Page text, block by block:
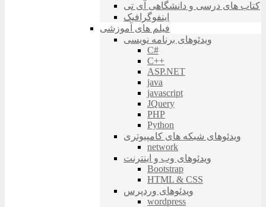
کتاب های درسی و دانشگاهی آی تی
اینفوگرافیک
فیلم های آموزشی
ویدئوهای برنامه نویسی
C#
C++
ASP.NET
java
javascript
JQuery
PHP
Python
ویدئوهای شبکه های کامپیوتری
network
ویدئوهای وب و اینترنت
Bootstrap
HTML & CSS
ویدئوهای وردپرس
wordpress